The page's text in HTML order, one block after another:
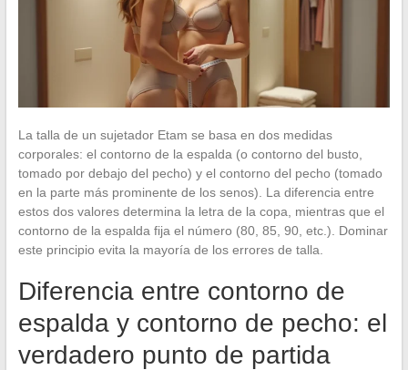
La talla de un sujetador Etam se basa en dos medidas
corporales: el contorno de la espalda (o contorno del busto,
tomado por debajo del pecho) y el contorno del pecho (tomado
en la parte más prominente de los senos). La diferencia entre
estos dos valores determina la letra de la copa, mientras que el
contorno de la espalda fija el número (80, 85, 90, etc.). Dominar
este principio evita la mayoría de los errores de talla.
Diferencia entre contorno de
espalda y contorno de pecho: el
verdadero punto de partida